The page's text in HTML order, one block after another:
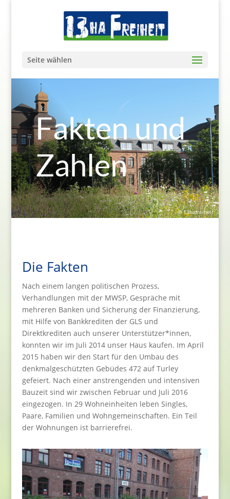
Seite wählen
Fakten und
Zahlen
© 13hafreiheit
Die Fakten
Nach einem langen politischen Prozess,
Verhandlungen mit der MWSP, Gespräche mit
mehreren Banken und Sicherung der Finanzierung,
mit Hilfe von Bankkrediten der GLS und
Direktkrediten auch unserer Unterstützer*innen,
konnten wir im Juli 2014 unser Haus kaufen. Im April
2015 haben wir den Start für den Umbau des
denkmalgeschützten Gebüdes 472 auf Turley
gefeiert. Nach einer anstrengenden und intensiven
Bauzeit sind wir zwischen Februar und Juli 2016
eingezogen. In 29 Wohneinheiten leben Singles,
Paare, Familien und Wohngemeinschaften. Ein Teil
der Wohnungen ist barrierefrei.